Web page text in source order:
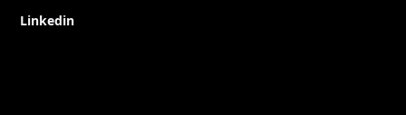
Linkedin